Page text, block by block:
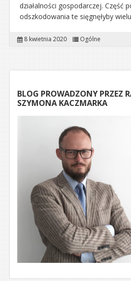
działalności gospodarczej. Część
odszkodowania te sięgnęłyby
8 kwietnia 2020 Ogólne
BLOG PROWADZONY PRZEZ
SZYMONA KACZMARKA